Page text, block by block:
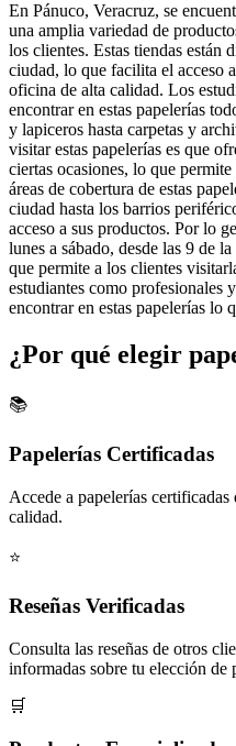
En Pánuco, Veracruz, se
una amplia variedad de
los clientes. Estas tiendas están
ciudad, lo que facilita el acceso
oficina de alta calidad. Los
encontrar en estas papelerías
y lapiceros hasta carpetas y
visitar estas papelerías es que
ciertas ocasiones, lo que
áreas de cobertura de estas
ciudad hasta los barrios
acceso a sus productos. Por lo
lunes a sábado, desde las 9 de
que permite a los clientes
estudiantes como profesionales
encontrar en estas papelerías lo
¿Por qué elegir
📚
Papelerías Certificadas
Accede a papelerías
calidad.
⭐
Reseñas Verificadas
Consulta las reseñas de otros
informadas sobre tu elección de
🛒